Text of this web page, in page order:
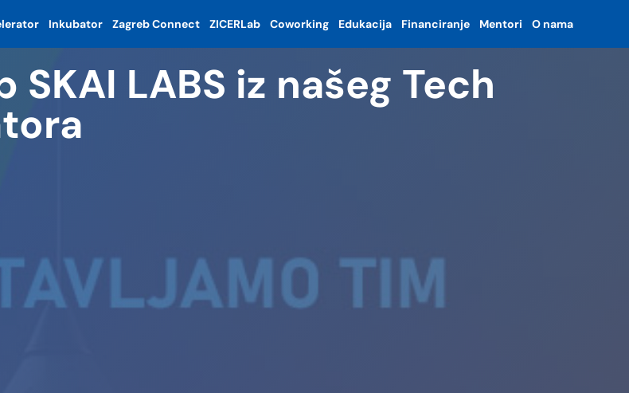
Inkubator Zagreb Connect ZICERLab Coworking Edukacija Financiranje Mentori O nama
LABS iz našeg Tech